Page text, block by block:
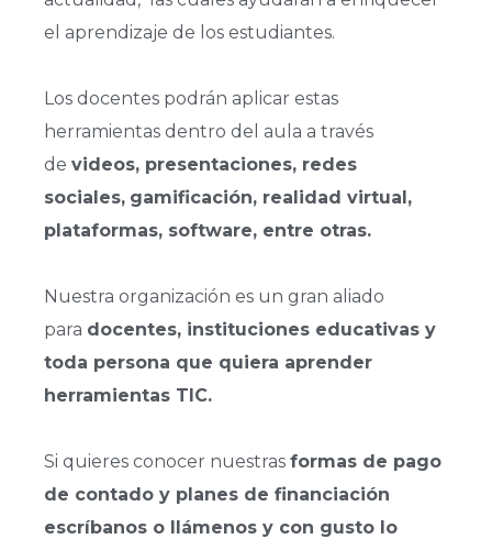
el aprendizaje de los estudiantes.
Los docentes podrán aplicar estas
herramientas dentro del aula a través
de videos, presentaciones, redes
sociales, gamificación, realidad virtual,
plataformas, software, entre otras.
Nuestra organización es un gran aliado
para docentes, instituciones educativas y
toda persona que quiera aprender
herramientas TIC.
Si quieres conocer nuestras formas de pago
de contado y planes de financiación
escríbanos o llámenos y con gusto lo